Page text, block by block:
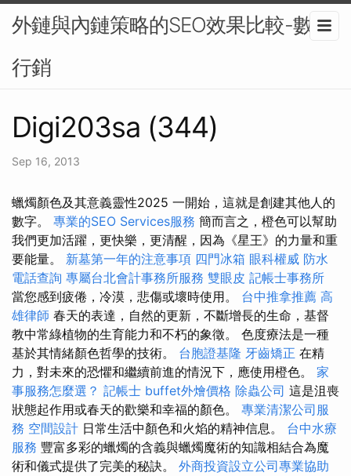
外鏈與內鏈策略的SEO效果比較-數位
行銷
Digi203sa (344)
Sep 16, 2013
蠟燭顏色及其意義靈性2025 一開始，這就是創建其他人的
數字。 專業的SEO Services服務 簡而言之，橙色可以幫助
我們更加活躍，更快樂，更清醒，因為《星王》的力量和重
要能量。 新墓第一年的注意事項 四門冰箱 眼科權威 防水
電話查詢 專屬台北會計事務所服務 雙眼皮 記帳士事務所
當您感到疲倦，冷漠，悲傷或壞時使用。 台中推拿推薦 高
雄律師 春天的表達，自然的更新，不斷增長的生命，基督
教中常綠植物的生育能力和不朽的象徵。 色度療法是一種
基於其情緒顏色哲學的技術。 台胞證基隆 牙齒矯正 在精
力，對未來的恐懼和繼續前進的情況下，應使用橙色。 家
事服務怎麼選？ 記帳士 buffet外燴價格 除蟲公司 這是沮喪
狀態起作用或春天的歡樂和幸福的顏色。 專業清潔公司服
務 空間設計 日常生活中顏色和火焰的精神信息。 台中水療
服務 豐富多彩的蠟燭的含義與蠟燭魔術的知識相結合為魔
術和儀式提供了完美的秘訣。 外商投資設立公司專業協助